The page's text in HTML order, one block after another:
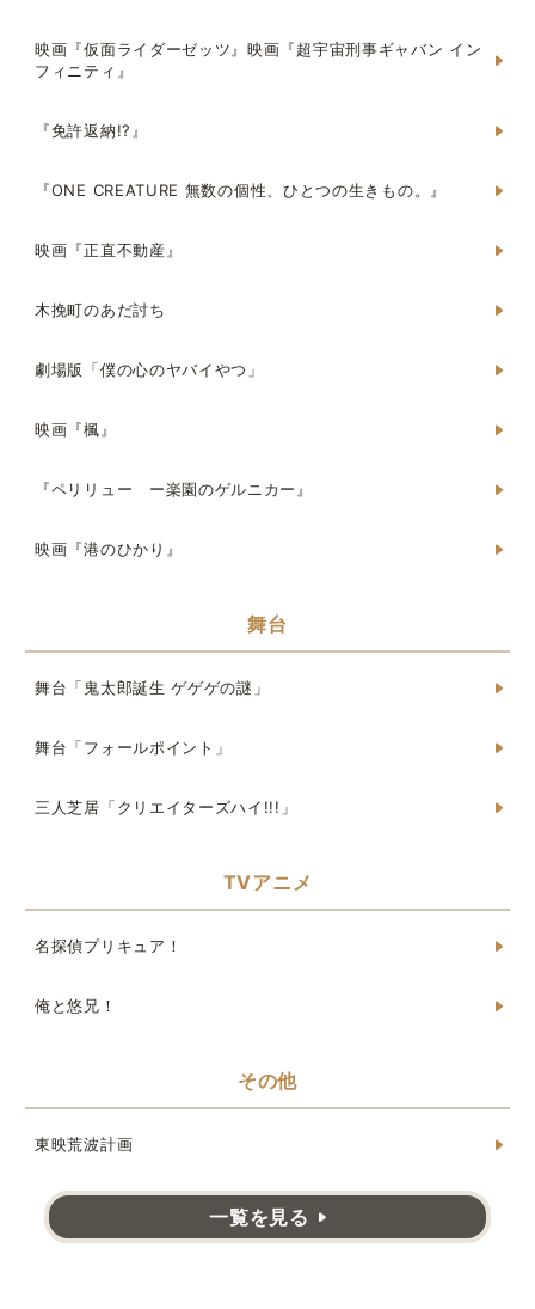
映画『仮面ライダーゼッツ』映画『超宇宙刑事ギャバン イン
フィニティ』
『免許返納!?』
『ONE CREATURE 無数の個性、ひとつの生きもの。』
映画『正直不動産』
木挽町のあだ討ち
劇場版「僕の心のヤバイやつ」
映画『楓』
『ペリリュー ー楽園のゲルニカー』
映画『港のひかり』
舞台
舞台「鬼太郎誕生 ゲゲゲの謎」
舞台「フォールポイント」
三人芝居「クリエイターズハイ!!!」
TVアニメ
名探偵プリキュア！
俺と悠兄！
その他
東映荒波計画
一覧を見る